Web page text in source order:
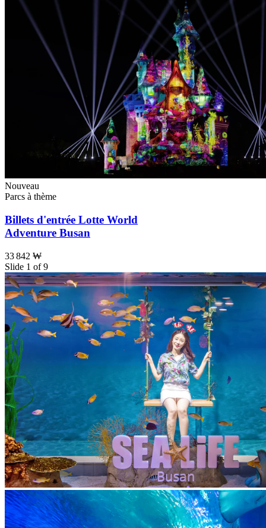
Nouveau
Parcs à thème
Billets d'entrée Lotte World
Adventure Busan
33 842 ₩
Slide 1 of 9